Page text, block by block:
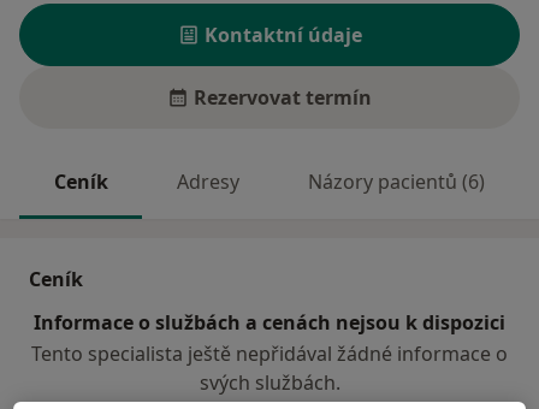
Kontaktní údaje
Rezervovat termín
Ceník Adresy Názory pacientů (6)
Ceník
Informace o službách a cenách nejsou k dispozici
Tento specialista ještě nepřidával žádné informace o
svých službách.